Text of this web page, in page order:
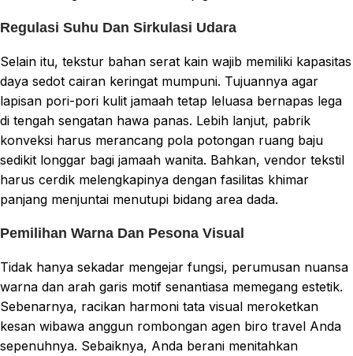
Regulasi Suhu Dan Sirkulasi Udara
Selain itu, tekstur bahan serat kain wajib memiliki kapasitas
daya sedot cairan keringat mumpuni. Tujuannya agar
lapisan pori-pori kulit jamaah tetap leluasa bernapas lega
di tengah sengatan hawa panas. Lebih lanjut, pabrik
konveksi harus merancang pola potongan ruang baju
sedikit longgar bagi jamaah wanita. Bahkan, vendor tekstil
harus cerdik melengkapinya dengan fasilitas khimar
panjang menjuntai menutupi bidang area dada.
Pemilihan Warna Dan Pesona Visual
Tidak hanya sekadar mengejar fungsi, perumusan nuansa
warna dan arah garis motif senantiasa memegang estetik.
Sebenarnya, racikan harmoni tata visual meroketkan
kesan wibawa anggun rombongan agen biro travel Anda
sepenuhnya. Sebaiknya, Anda berani menitahkan